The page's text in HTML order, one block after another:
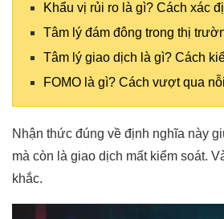
Khẩu vị rủi ro là gì? Cách xác
Tâm lý đám đông trong thị
Tâm lý giao dịch là gì? Cách
FOMO là gì? Cách vượt qua
Nhận thức đúng về định nghĩa này
mà còn là giao dịch mất kiểm soát.
khắc.